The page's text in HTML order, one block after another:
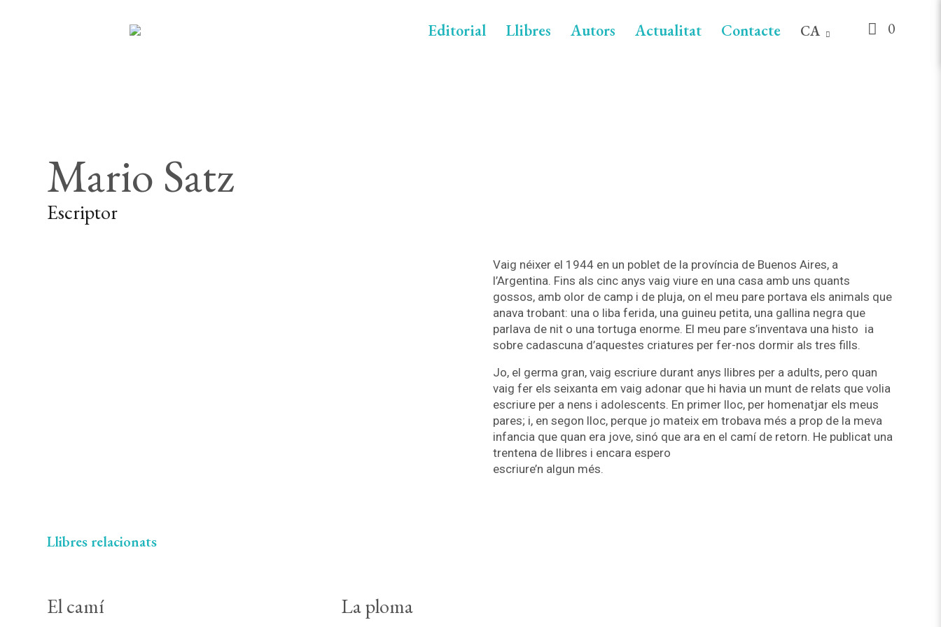
Editorial Llibres Autors Actualitat Contacte CA 0
Mario Satz
Escriptor
Vaig néixer el 1944 en un poblet de la província de Buenos Aires, a
l’Argentina. Fins als cinc anys vaig viure en una casa amb uns quants
gossos, amb olor de camp i de pluja, on el meu pare portava els animals que
anava trobant: una o liba ferida, una guineu petita, una gallina negra que
parlava de nit o una tortuga enorme. El meu pare s’inventava una histo ia
sobre cadascuna d’aquestes criatures per fer-nos dormir als tres fills.
Jo, el germa gran, vaig escriure durant anys llibres per a adults, pero quan
vaig fer els seixanta em vaig adonar que hi havia un munt de relats que volia
escriure per a nens i adolescents. En primer lloc, per homenatjar els meus
pares; i, en segon lloc, perque jo mateix em trobava més a prop de la meva
infancia que quan era jove, sinó que ara en el camí de retorn. He publicat una
trentena de llibres i encara espero
escriure’n algun més.
Llibres relacionats
El camí La ploma